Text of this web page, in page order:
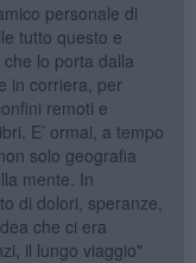
personale di
tutto questo e
lo porta dalla
in corriera, per
remoti e
E’ ormai, a tempo
solo geografia
mente. In
di dolori, speranze,
che ci era
il lungo viaggio"